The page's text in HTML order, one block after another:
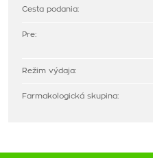
Cesta podania:
Pre:
Režim výdaja:
Farmakologická skupina: